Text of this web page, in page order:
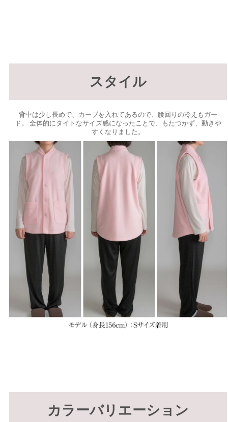
スタイル
背中は少し長めで、カーブを入れてあるので、腰回りの冷えもガー
ド。 全体的にタイトなサイズ感になったことで、もたつかず、動きや
すくなりました。
カラーバリエーション